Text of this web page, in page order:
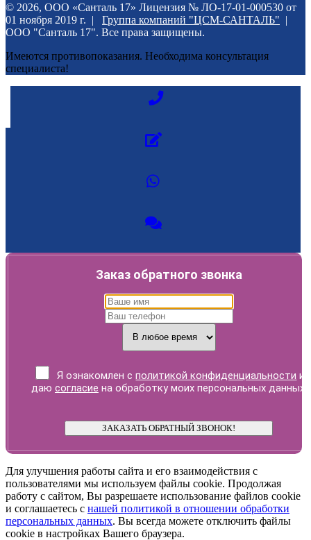
© 2026, ООО «Санталь 17» Лицензия № ЛО-17-01-000530 от
01 ноября 2019 г. | Группа компаний "ЦСМ-САНТАЛЬ" |
ООО "Санталь 17". Все права защищены.
Имеются противопоказания. Необходима консультация
специалиста!
Заказ обратного звонка
Я ознакомлен сполитикой конфиденциальности и
даю согласие на обработку моих персональных данных.
Для улучшения работы сайта и его взаимодействия с
пользователями мы используем файлы cookie. Продолжая
работу с сайтом, Вы разрешаете использование файлов cookie
и соглашаетесь с нашей политикой в отношении обработки
персональных данных. Вы всегда можете отключить файлы
cookie в настройках Вашего браузера.